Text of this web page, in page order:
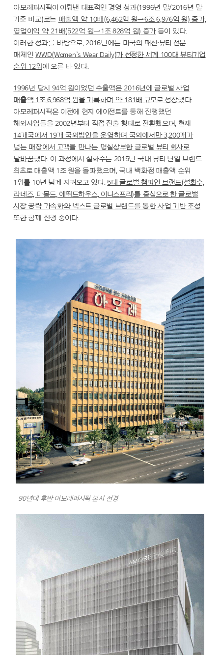
아모레퍼시픽이 이뤄낸 대표적인 경영 성과(1996년 말/2016년 말
기준 비교)로는 매출액 약 10배(6,462억 원→6조 6,976억 원) 증가,
영업이익 약 21배(522억 원→1조 828억 원) 증가등이 있다.
이러한 성과를 바탕으로, 2016년에는 미국의 패션·뷰티 전문
매체인WWD(Women’s Wear Daily)가 선정한 세계 100대 뷰티기업
순위 12위 에 오른 바 있다.
1996년 당시 94억 원이었던 수출액은 2016년에 글로벌 사업
매출액 1조 6,968억 원을 기록하며 약 181배 규모로 성장했다.
아모레퍼시픽은 이전에 현지 에이전트를 통해 진행했던
해외사업들을 2002년부터 직접 진출 형태로 전환했으며, 현재
14개국에서 19개 국외법인을 운영하며 국외에서만 3,200개가
넘는 매장에서 고객을 만나는 명실상부한 글로벌 뷰티 회사로
탈바꿈했다. 이 과정에서 설화수는 2015년 국내 뷰티 단일 브랜드
최초로 매출액 1조 원을 돌파했으며, 국내 백화점 매출액 순위
1위를 10년 넘게 지켜오고 있다. 5대 글로벌 챔피언 브랜드(설화수,
라네즈, 마몽드, 에뛰드하우스, 이니스프리)를 중심으로 한 글로벌
시장 공략 가속화와 넥스트 글로벌 브랜드를 통한 사업 기반 조성
또한 함께 진행 중이다.
90년대 후반 아모레퍼시픽 본사 전경